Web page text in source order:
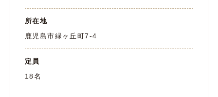
所在地
鹿児島市緑ヶ丘町7-4
定員
18名